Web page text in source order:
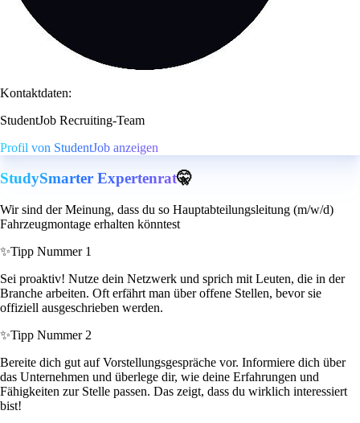
Kontaktdaten:
StudentJob Recruiting-Team
Profil von StudentJob anzeigen
StudySmarter Expertenrat🤫
Wir sind der Meinung, dass du so Hauptabteilungsleitung (m/w/d)
Fahrzeugmontage erhalten könntest
✨Tipp Nummer 1
Sei proaktiv! Nutze dein Netzwerk und sprich mit Leuten, die in der
Branche arbeiten. Oft erfährt man über offene Stellen, bevor sie
offiziell ausgeschrieben werden.
✨Tipp Nummer 2
Bereite dich gut auf Vorstellungsgespräche vor. Informiere dich über
das Unternehmen und überlege dir, wie deine Erfahrungen und
Fähigkeiten zur Stelle passen. Das zeigt, dass du wirklich interessiert
bist!